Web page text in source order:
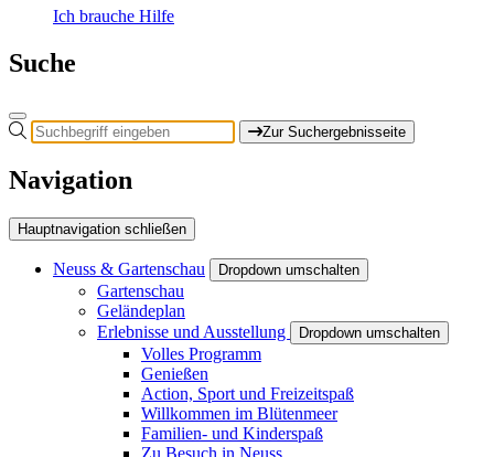
Ich brauche Hilfe
Suche
Zur Suchergebnisseite
Navigation
Hauptnavigation schließen
Neuss & Gartenschau Dropdown umschalten
Gartenschau
Geländeplan
Erlebnisse und Ausstellung
Dropdown umschalten
Volles Programm
Genießen
Action, Sport und Freizeitspaß
Willkommen im Blütenmeer
Familien- und Kinderspaß
Zu Besuch in Neuss